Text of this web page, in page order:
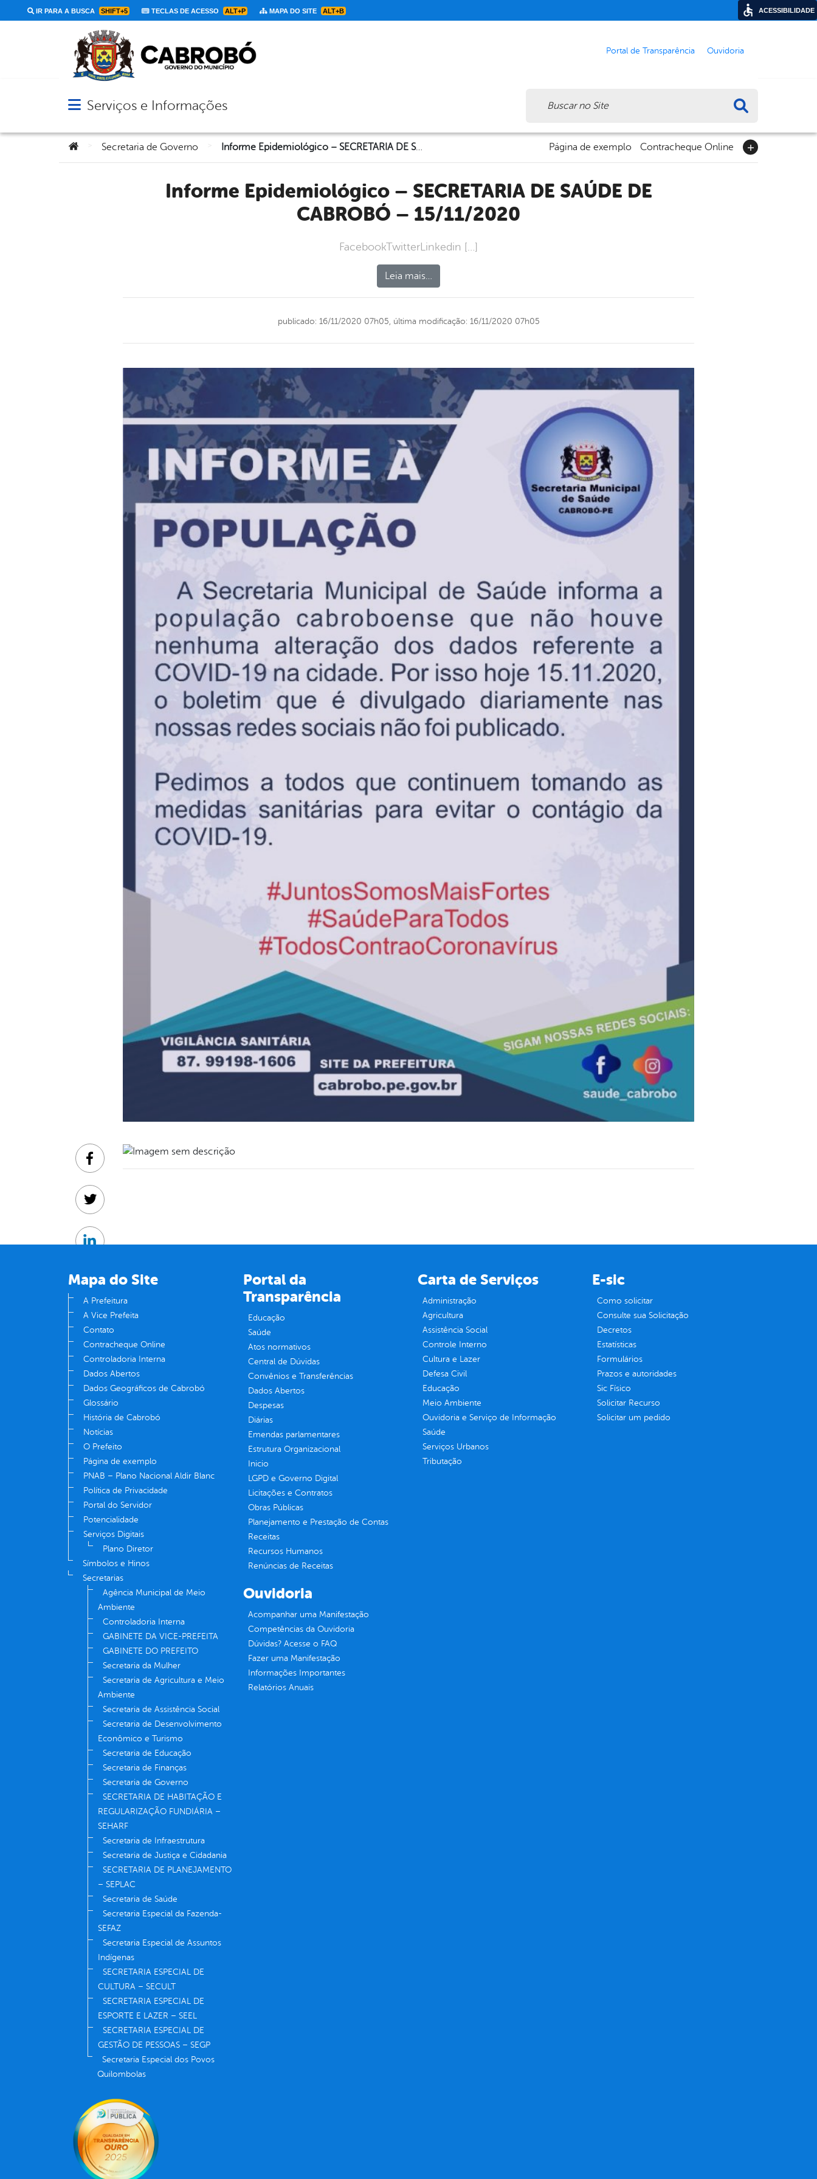
IR PARA A BUSCA SHIFT+5 TECLAS DE ACESSO ALT+P MAPA DO SITE ALT+B
Portal de Transparência Ouvidoria
Abrir menu principal de navegação
Serviços e Informações
Você está aqui:Secretaria de Governo Informe Epidemiológico – SECRETARIA DE SAÚDE DE CABROBÓ – 15/11/2020 Página de exemplo Contracheque Online
Informe Epidemiológico – SECRETARIA DE SAÚDE DE
CABROBÓ – 15/11/2020
FacebookTwitterLinkedin […]
Leia mais…
publicado: 16/11/2020 07h05, última modificação: 16/11/2020 07h05
Facebook
Twitter
Linkedin
Mapa do Site
A Prefeitura
A Vice Prefeita
Contato
Contracheque Online
Controladoria Interna
Dados Abertos
Dados Geográficos de Cabrobó
Glossário
História de Cabrobó
Notícias
O Prefeito
Página de exemplo
PNAB – Plano Nacional Aldir Blanc
Política de Privacidade
Portal do Servidor
Potencialidade
Serviços Digitais
Plano Diretor
Símbolos e Hinos
Secretarias
Agência Municipal de Meio
Ambiente
Controladoria Interna
GABINETE DA VICE-PREFEITA
GABINETE DO PREFEITO
Secretaria da Mulher
Secretaria de Agricultura e Meio
Ambiente
Secretaria de Assistência Social
Secretaria de Desenvolvimento
Econômico e Turismo
Secretaria de Educação
Secretaria de Finanças
Secretaria de Governo
SECRETARIA DE HABITAÇÃO E
REGULARIZAÇÃO FUNDIÁRIA –
SEHARF
Secretaria de Infraestrutura
Secretaria de Justiça e Cidadania
SECRETARIA DE PLANEJAMENTO
– SEPLAC
Secretaria de Saúde
Secretaria Especial da Fazenda-
SEFAZ
Secretaria Especial de Assuntos
Indígenas
SECRETARIA ESPECIAL DE
CULTURA – SECULT
SECRETARIA ESPECIAL DE
ESPORTE E LAZER – SEEL
SECRETARIA ESPECIAL DE
GESTÃO DE PESSOAS – SEGP
Secretaria Especial dos Povos
Quilombolas
Portal da
Transparência
Educação
Saúde
Atos normativos
Central de Dúvidas
Convênios e Transferências
Dados Abertos
Despesas
Diárias
Emendas parlamentares
Estrutura Organizacional
Inicio
LGPD e Governo Digital
Licitações e Contratos
Obras Públicas
Planejamento e Prestação de Contas
Receitas
Recursos Humanos
Renúncias de Receitas
Carta de Serviços
Administração
Agricultura
Assistência Social
Controle Interno
Cultura e Lazer
Defesa Civil
Educação
Meio Ambiente
Ouvidoria e Serviço de Informação
Saúde
Serviços Urbanos
Tributação
E-sic
Como solicitar
Consulte sua Solicitação
Decretos
Estatísticas
Formulários
Prazos e autoridades
Sic Físico
Solicitar Recurso
Solicitar um pedido
Ouvidoria
Acompanhar uma Manifestação
Competências da Ouvidoria
Dúvidas? Acesse o FAQ
Fazer uma Manifestação
Informações Importantes
Relatórios Anuais
ACESSIBILIDADE